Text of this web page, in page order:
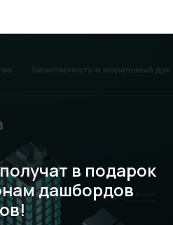
в подарок
дашбордов